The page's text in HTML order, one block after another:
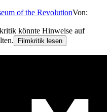
of the RevolutionVon:
könnte Hinweise auf
Filmkritik lesen